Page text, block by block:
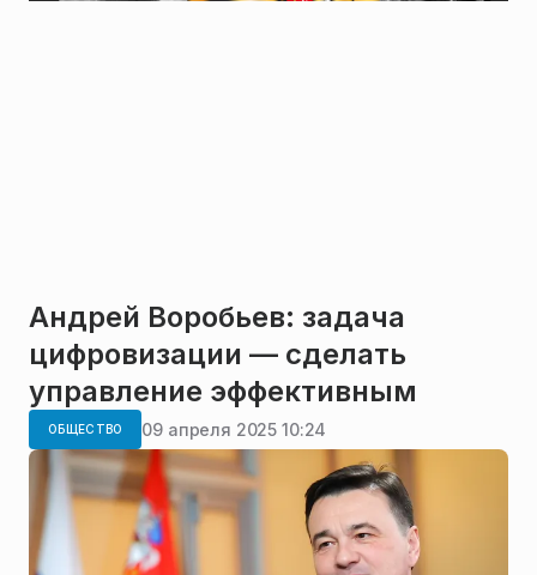
Андрей Воробьев: задача
цифровизации — сделать
управление эффективным
ОБЩЕСТВО 09 апреля 2025 10:24